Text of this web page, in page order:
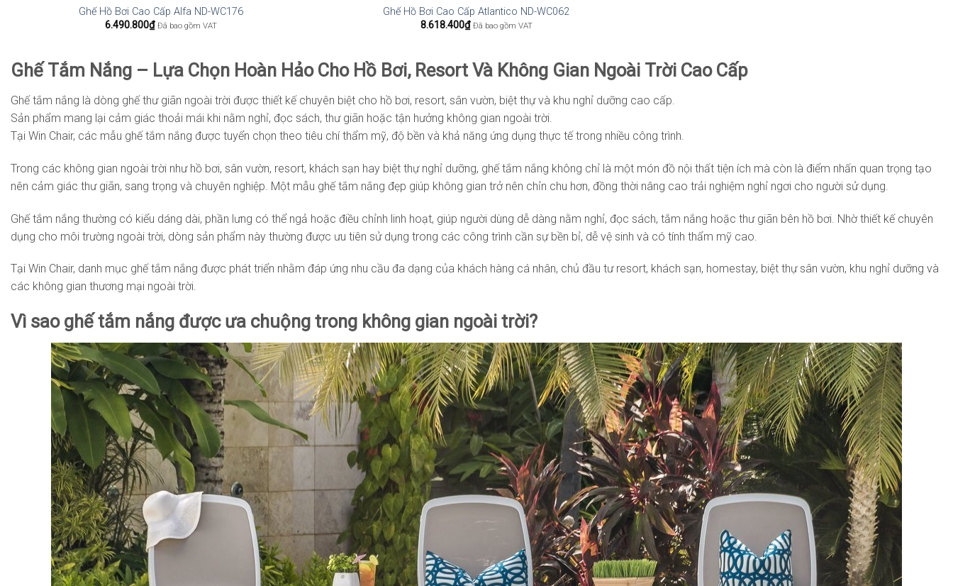
Ghế Hồ Bơi Cao Cấp Alfa ND-WC176
6.490.800₫ Đã bao gồm VAT
Ghế Hồ Bơi Cao Cấp Atlantico ND-WC062
8.618.400₫ Đã bao gồm VAT
Ghế Tắm Nắng – Lựa Chọn Hoàn Hảo Cho Hồ Bơi, Resort Và Không Gian Ngoài Trời Cao Cấp
Ghế tắm nắng là dòng ghế thư giãn ngoài trời được thiết kế chuyên biệt cho hồ bơi, resort, sân vườn, biệt thự và khu nghỉ dưỡng cao cấp.
Sản phẩm mang lại cảm giác thoải mái khi nằm nghỉ, đọc sách, thư giãn hoặc tận hưởng không gian ngoài trời.
Tại Win Chair, các mẫu ghế tắm nắng được tuyển chọn theo tiêu chí thẩm mỹ, độ bền và khả năng ứng dụng thực tế trong nhiều công trình.
Trong các không gian ngoài trời như hồ bơi, sân vườn, resort, khách sạn hay biệt thự nghỉ dưỡng, ghế tắm nắng không chỉ là một món đồ nội thất tiện ích mà còn là điểm nhấn quan trọng tạo
nên cảm giác thư giãn, sang trọng và chuyên nghiệp. Một mẫu ghế tắm nắng đẹp giúp không gian trở nên chỉn chu hơn, đồng thời nâng cao trải nghiệm nghỉ ngơi cho người sử dụng.
Ghế tắm nắng thường có kiểu dáng dài, phần lưng có thể ngả hoặc điều chỉnh linh hoạt, giúp người dùng dễ dàng nằm nghỉ, đọc sách, tắm nắng hoặc thư giãn bên hồ bơi. Nhờ thiết kế chuyên
dụng cho môi trường ngoài trời, dòng sản phẩm này thường được ưu tiên sử dụng trong các công trình cần sự bền bỉ, dễ vệ sinh và có tính thẩm mỹ cao.
Tại Win Chair, danh mục ghế tắm nắng được phát triển nhằm đáp ứng nhu cầu đa dạng của khách hàng cá nhân, chủ đầu tư resort, khách sạn, homestay, biệt thự sân vườn, khu nghỉ dưỡng và
các không gian thương mại ngoài trời.
Vì sao ghế tắm nắng được ưa chuộng trong không gian ngoài trời?